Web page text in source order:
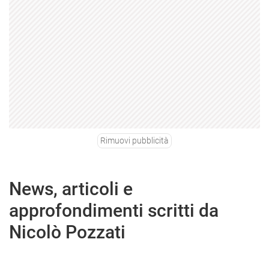
Rimuovi pubblicità
News, articoli e
approfondimenti scritti da
Nicolò Pozzati